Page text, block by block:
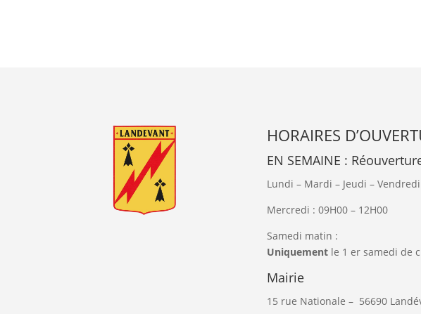
HORAIRES
EN SEMAINE :
Lundi – Mardi – Jeudi –
Mercredi : 09H00 – 12H00
Samedi matin :
Uniquementle 1 er samedi de
Mairie
15 rue Nationale – 56690